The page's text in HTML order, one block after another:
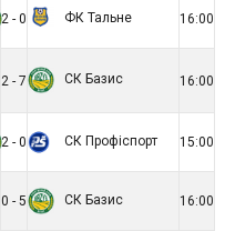
2 - 0 ФК Тальне 16:00
2 - 7 СК Базис 16:00
2 - 0 СК Профіспорт 15:00
0 - 5 СК Базис 16:00